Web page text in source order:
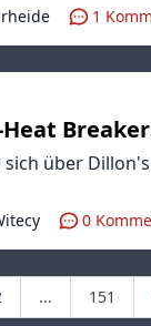
1
über
0
... 151